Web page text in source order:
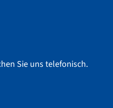
Sie uns telefonisch.